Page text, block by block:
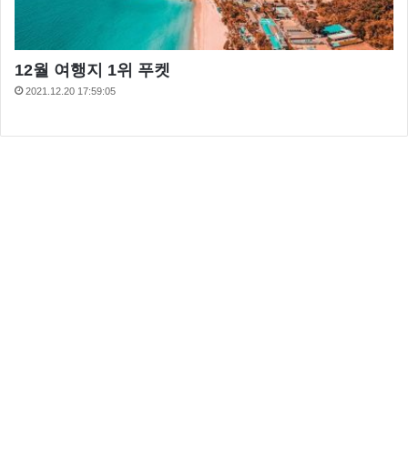
12월 여행지 1위 푸켓
2021.12.20 17:59:05